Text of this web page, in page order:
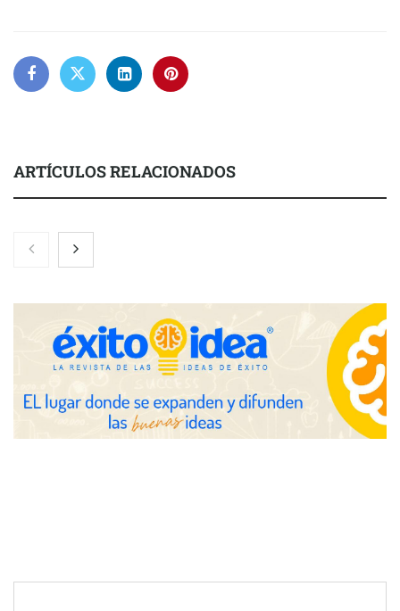
ARTÍCULOS RELACIONADOS
Nicols presenta seis modelos de anillos de compromiso para el
eclipse solar del 12 de agosto
Zoomex mejora su Strategy Center con herramientas
avanzadas para trading estratégico
COMPALISS de LYSOTRIC: cuando un solo producto multiplica
las posibilidades del salón profesional